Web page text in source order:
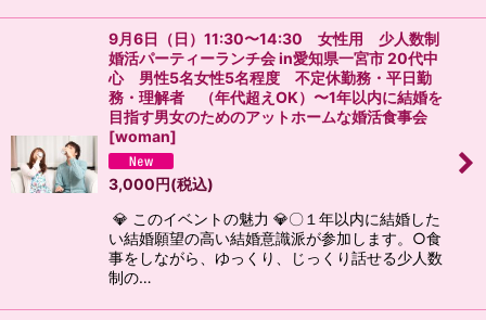
9月6日（日）11:30〜14:30 女性用 少人数制
婚活パーティーランチ会 in愛知県一宮市 20代中
心 男性5名女性5名程度 不定休勤務・平日勤
務・理解者 （年代超えOK）〜1年以内に結婚を
目指す男女のためのアットホームな婚活食事会
[woman]
3,000円(税込)
💎 このイベントの魅力 💎〇１年以内に結婚した
い結婚願望の高い結婚意識派が参加します。○食
事をしながら、ゆっくり、じっくり話せる少人数
制の…